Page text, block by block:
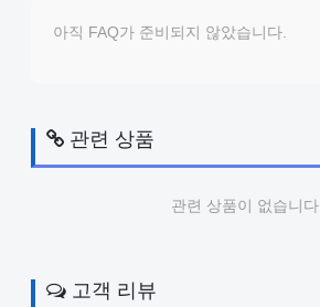
아직 FAQ가 준비되지 않았습니다.
관련 상품
관련 상품이 없습니다.
고객 리뷰